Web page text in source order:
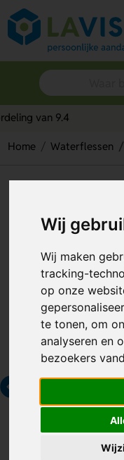
Wij
Wij maken
tracking-
op onze
te tonen, om
analyseren en
bezoekers
Home Waterflessen
Artikelnummer: